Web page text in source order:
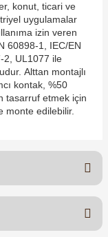
konut, ticari ve
uygulamalar
izin veren
60898-1, IEC/EN
2, UL1077 ile
Alttan montajlı
kontak, %50
tasarruf etmek için
monte edilebilir.